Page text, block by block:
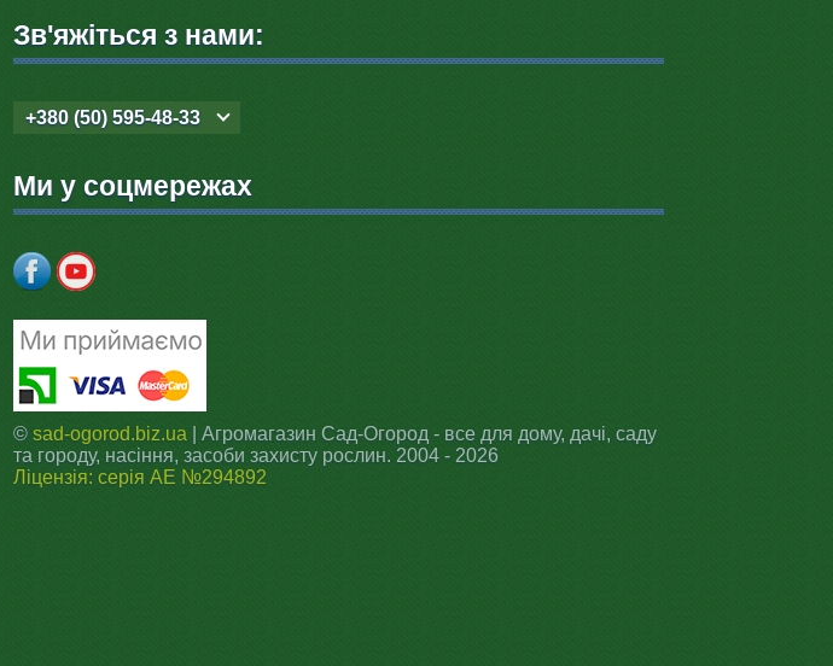
Зв'яжіться з нами:
+380 (50) 595-48-33
Ми у соцмережах
© sad-ogorod.biz.ua | Агромагазин Сад-Огород - все для дому, дачі, саду
та городу, насіння, засоби захисту рослин. 2004 - 2026
Ліцензія: серія АЕ №294892